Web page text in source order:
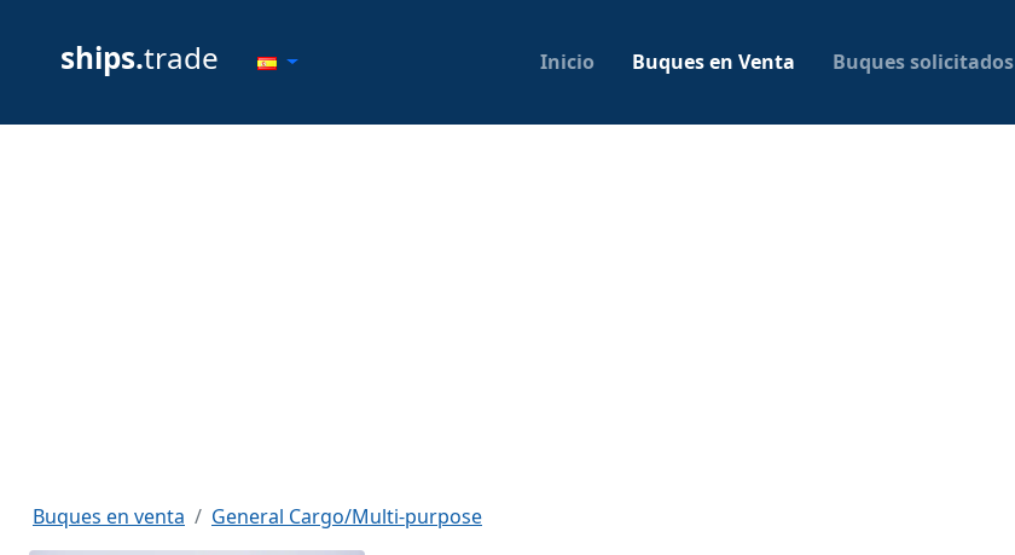
ships.trade Inicio Buques en Venta Buques solicitados
Buques en venta
General Cargo/Multi-purpose